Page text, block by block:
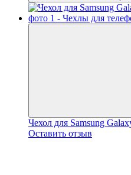
Чехол для Samsung
Оставить отзыв